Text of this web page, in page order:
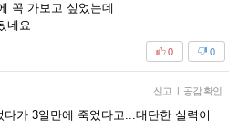
꼭 가보고 싶었는데
네요
0
0
신고 | 공감 확인
가 3일만에 죽었다고...대단한 실력이